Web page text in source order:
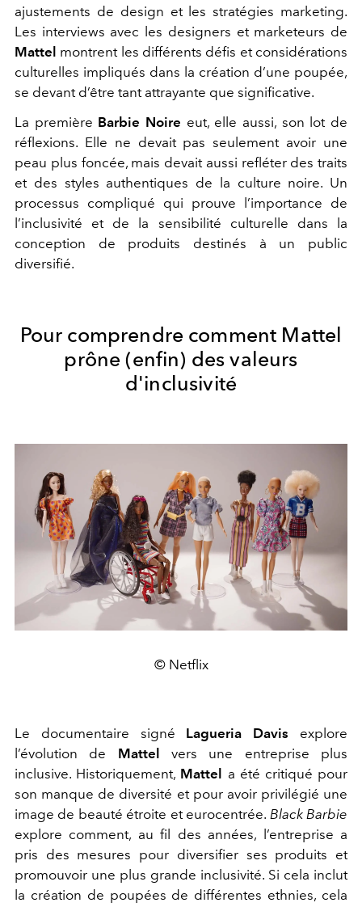
ajustements de design et les stratégies marketing.
Les interviews avec les designers et marketeurs de
Mattel montrent les différents défis et considérations
culturelles impliqués dans la création d’une poupée,
se devant d’être tant attrayante que significative.
La première Barbie Noire eut, elle aussi, son lot de
réflexions. Elle ne devait pas seulement avoir une
peau plus foncée, mais devait aussi refléter des traits
et des styles authentiques de la culture noire. Un
processus compliqué qui prouve l’importance de
l’inclusivité et de la sensibilité culturelle dans la
conception de produits destinés à un public
diversifié.
Pour comprendre comment Mattel
prône (enfin) des valeurs
d'inclusivité
© Netflix
Le documentaire signé Lagueria Davis explore
l’évolution de Mattel vers une entreprise plus
inclusive. Historiquement, Mattel a été critiqué pour
son manque de diversité et pour avoir privilégié une
image de beauté étroite et eurocentrée. Black Barbie
explore comment, au fil des années, l’entreprise a
pris des mesures pour diversifier ses produits et
promouvoir une plus grande inclusivité. Si cela inclut
la création de poupées de différentes ethnies, cela